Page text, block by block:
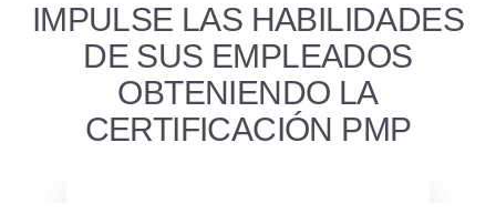
IMPULSE LAS HABILIDADES
DE SUS EMPLEADOS
OBTENIENDO LA
CERTIFICACIÓN PMP